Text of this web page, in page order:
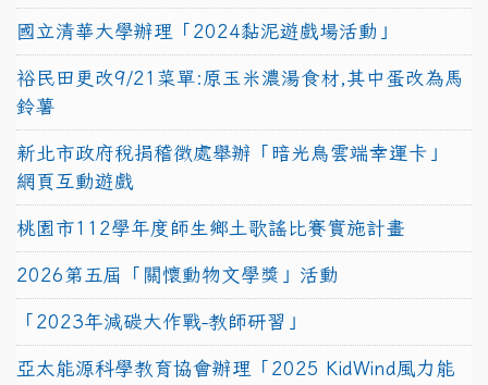
國立清華大學辦理「2024黏泥遊戲場活動」
裕民田更改9/21菜單:原玉米濃湯食材,其中蛋改為馬
鈴薯
新北市政府稅捐稽徵處舉辦「暗光鳥雲端幸運卡」
網頁互動遊戲
桃園市112學年度師生鄉土歌謠比賽實施計畫
2026第五屆「關懷動物文學獎」活動
「2023年減碳大作戰-教師研習」
亞太能源科學教育協會辦理「2025 KidWind風力能